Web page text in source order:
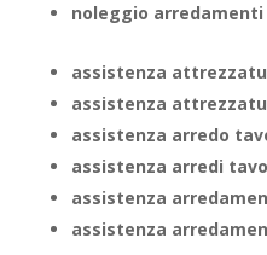
noleggio
assistenza
assistenza
assistenza arredo
assistenza arredi
assistenza
assistenza